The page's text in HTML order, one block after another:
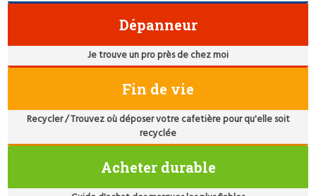
Dépanneur
Je trouve un pro près de chez moi
Fin de vie
Recycler / Trouvez où déposer votre cafetière pour qu'elle soit
recyclée
Acheter durable